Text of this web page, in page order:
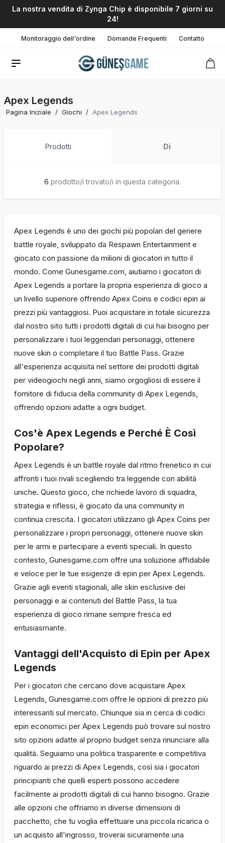
La nostra vendita di Zynga Chip è disponibile 7 giorni su
24!
Monitoraggio dell'ordine Domande Frequenti Contatto
Apex Legends
Pagina Iniziale / Giochi / Apex Legends
Prodotti Di
6 prodotto/i trovato/i in questa categoria.
Apex Legends è uno dei giochi più popolari del genere
battle royale, sviluppato da Respawn Entertainment e
giocato con passione da milioni di giocatori in tutto il
mondo. Come Gunesgame.com, aiutiamo i giocatori di
Apex Legends a portare la propria esperienza di gioco a
un livello superiore offrendo Apex Coins e codici epin ai
prezzi più vantaggiosi. Puoi acquistare in totale sicurezza
dal nostro sito tutti i prodotti digitali di cui hai bisogno per
personalizzare i tuoi leggendari personaggi, ottenere
nuove skin o completare il tuo Battle Pass. Grazie
all'esperienza acquisita nel settore dei prodotti digitali
per videogiochi negli anni, siamo orgogliosi di essere il
fornitore di fiducia della community di Apex Legends,
offrendo opzioni adatte a ogni budget.
Cos'è Apex Legends e Perché È Così
Popolare?
Apex Legends è un battle royale dal ritmo frenetico in cui
affronti i tuoi rivali scegliendo tra leggende con abilità
uniche. Questo gioco, che richiede lavoro di squadra,
strategia e riflessi, è giocato da una community in
continua crescita. I giocatori utilizzano gli Apex Coins per
personalizzare i propri personaggi, ottenere nuove skin
per le armi e partecipare a eventi speciali. In questo
contesto, Gunesgame.com offre una soluzione affidabile
e veloce per le tue esigenze di epin per Apex Legends.
Grazie agli eventi stagionali, alle skin esclusive dei
personaggi e ai contenuti del Battle Pass, la tua
esperienza di gioco rimane sempre fresca ed
entusiasmante.
Vantaggi dell'Acquisto di Epin per Apex
Legends
Per i giocatori che cercano dove acquistare Apex
Legends, Gunesgame.com offre le opzioni di prezzo più
interessanti sul mercato. Chiunque sia in cerca di codici
epin economici per Apex Legends può trovare sul nostro
sito opzioni adatte al proprio budget senza rinunciare alla
qualità. Seguiamo una politica trasparente e competitiva
riguardo ai prezzi di Apex Legends, così sia i giocatori
principianti che quelli esperti possono accedere
facilmente ai prodotti digitali di cui hanno bisogno. Grazie
alle opzioni che offriamo in diverse dimensioni di
pacchetto, che tu voglia effettuare una piccola ricarica o
un acquisto all'ingrosso, troverai sicuramente una